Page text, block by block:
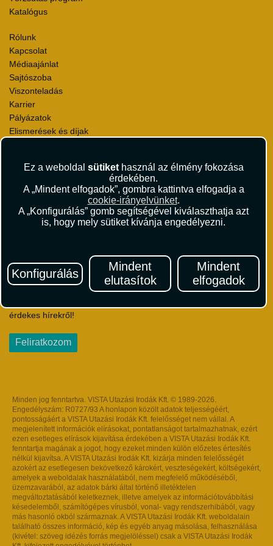
Ez a weboldal sütikethasznál az élmény fokozása
érdekében.
A „Mindent elfogadok”, gombra kattintva elfogadja a
cookie-irányelvünket.
A „Konfigurálás” gomb segítségével kiválaszthatja azt
is, hogy mely sütiket kívánja engedélyezni.
Konfigurálás
Mindent
elutasítok
Mindent
elfogadok
Katalógus
Rólunk
Kapcsolat
Médiaajánlat
Sajtószoba
Viszonteladás
Karrier
Pályázatok
Elismerések és díjak
Utazási Csomag Szerződési Feltételek
Útlemondás-biztosítás Szerződési Feltételek
Utasbiztosítás Szerződési Feltételek
Repülőjegy Szerződési Feltételek
Adatvédelem
Hírlevél
Iratkozzon fel Magyarország egyik legszínesebb utazási
érdekes hírekről!
Feliratkozom
Minden jog fenntartva. VISTA Utazási Irodák Kft. © 1989-2026.
Engedélyszám: R0727/93 A honlapon közölt adatok teljességéért,
pontosságáért a VISTA Utazási Irodák Kft. felelősséget nem vállal. A
megjelenített információk elírásokat, pontatlanságot tartalmazhatnak, ezért
ezen esetleges elírások kijavítása érdekében a VISTA Utazási Irodák Kft.
fenntartja magának a jogot, hogy ezeket minden külön előzetes értesítés
nélkül kijavítsa. A VISTA Utazási Irodák Kft. kizárja minden felelősségét
azokért az esetlegesen bekövetkező károkért, veszteségekért, költségekért,
amelyek a weboldalak használatából, nem megfelelő működéséből,
üzemzavarából, az adatok bárki által történő illetéktelen
megváltoztatásából keletkeznek, illetve amelyek az információtovábbítási
késedelemből, számítógépes vírusból, vonal- vagy rendszerhibából, vagy
más hasonló okból származnak. A VISTA Utazási Irodák Kft. weboldalain
található összes információ, kép és egyéb anyag másolása, felhasználása
(kivétel: szöveg idézés forrás megjelöléssel) csak a VISTA Utazási Irodák